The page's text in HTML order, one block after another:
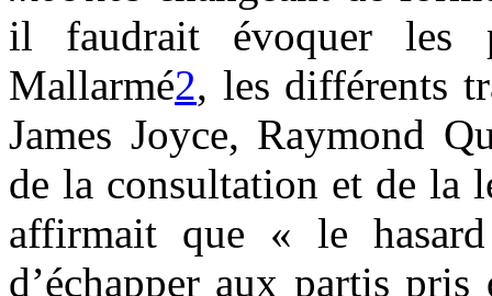
il faudrait évoquer
Mallarmé2, les différents
James Joyce, Raymond
de la consultation et de la
affirmait que « le
d’échapper aux partis